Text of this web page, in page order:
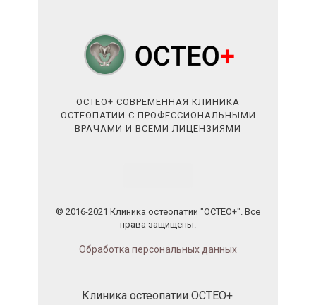
ОСТЕО+ СОВРЕМЕННАЯ КЛИНИКА
ОСТЕОПАТИИ С ПРОФЕССИОНАЛЬНЫМИ
ВРАЧАМИ И ВСЕМИ ЛИЦЕНЗИЯМИ
© 2016-2021 Клиника остеопатии "ОСТЕО+". Все
права защищены.
Обработка персональных данных
Клиника остеопатии ОСТЕО+